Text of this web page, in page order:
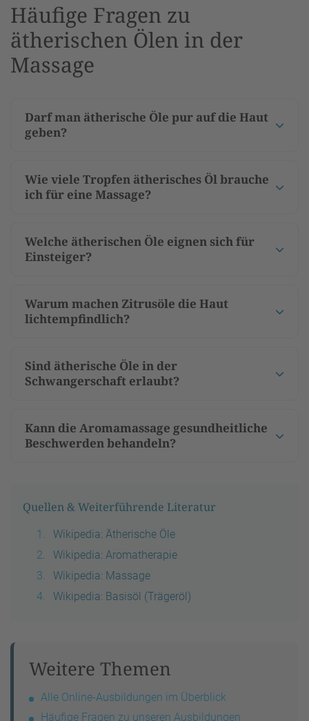
Häufige Fragen zu
ätherischen Ölen in der
Massage
Darf man ätherische Öle pur auf die Haut
geben?
Wie viele Tropfen ätherisches Öl brauche
ich für eine Massage?
Welche ätherischen Öle eignen sich für
Einsteiger?
Warum machen Zitrusöle die Haut
lichtempfindlich?
Sind ätherische Öle in der
Schwangerschaft erlaubt?
Kann die Aromamassage gesundheitliche
Beschwerden behandeln?
Quellen & Weiterführende Literatur
Wikipedia: Ätherische Öle
Wikipedia: Aromatherapie
Wikipedia: Massage
Wikipedia: Basisöl (Trägeröl)
Weitere Themen
Alle Online-Ausbildungen im Überblick
Häufige Fragen zu unseren Ausbildungen